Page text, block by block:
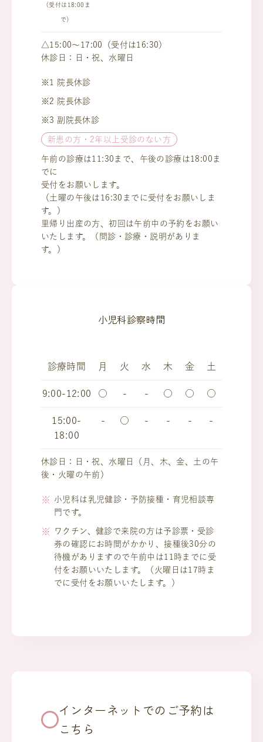
（受付は18:00ま
で）
△15:00～17:00（受付は16:30）
休診日：日・祝、水曜日
※1 院長休診
※2 院長休診
※3 副院長休診
新患の方・2年以上受診のない方
午前の診療は11:30まで、午後の診療は18:00ま
でに
受付をお願いします。
（土曜の午後は16:30までに受付をお願いしま
す。）
里帰り出産の方、初回は午前中の予約をお願い
いたします。（問診・診療・説明がありま
す。）
小児科診察時間
診療時間 月 火 水 木 金 土
9:00-12:00 ○ - - ○ ○ ○
15:00-
18:00
- ○ - - - -
休診日：日・祝、水曜日（月、木、金、土の午
後・火曜の午前）
小児科は乳児健診・予防接種・育児相談専
門です。
ワクチン、健診で来院の方は予診票・受診
券の確認にお時間がかかり、接種後30分の
待機がありますので午前中は11時までに受
付をお願いいたします。（火曜日は17時ま
でに受付をお願いいたします。）
インターネットでのご予約は
こちら